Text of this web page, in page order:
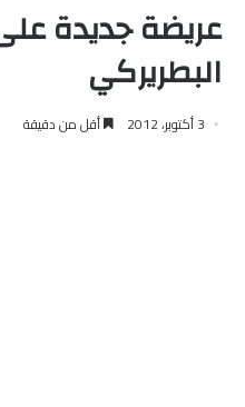
عريضة جديدة
البطريركي
3 أكتوبر، 2012 أقل من دقيقة